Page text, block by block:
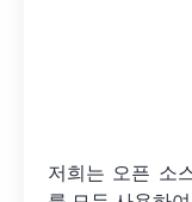
저희는 오픈 소